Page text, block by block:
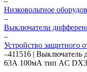
Низковольтное
–
Выключатели
–
Устройство защитного
–411516 | Выключатель
63А 100мА тип AC